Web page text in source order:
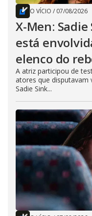
O VÍCIO / 07/08/2026
X-Men:
está
elenco do
A atriz participou de
atores que disputavam
Sadie Sink...